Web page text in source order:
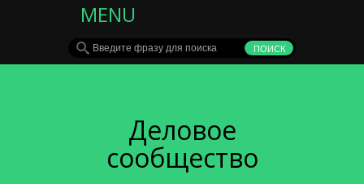
MENU
Деловое
сообщество